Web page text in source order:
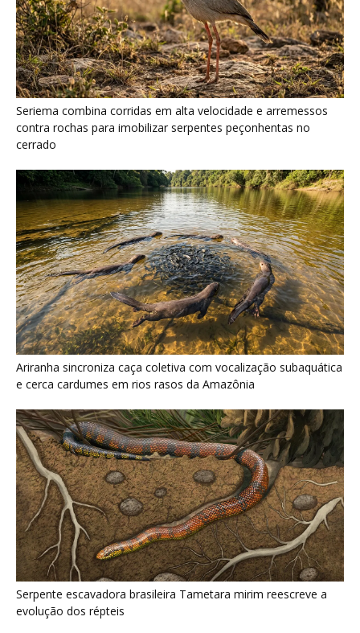
Seriema combina corridas em alta velocidade e arremessos
contra rochas para imobilizar serpentes peçonhentas no
cerrado
Ariranha sincroniza caça coletiva com vocalização subaquática
e cerca cardumes em rios rasos da Amazônia
Serpente escavadora brasileira Tametara mirim reescreve a
evolução dos répteis